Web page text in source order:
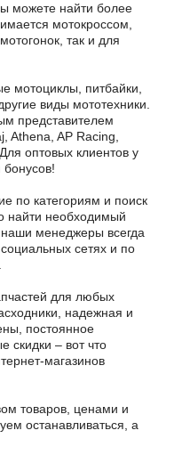
можете найти более
мотокроссом,
так и для
мотоциклы, питбайки,
виды мототехники.
представителем
Athena, AP Racing,
оптовых клиентов у
бонусов!
по категориям и поиск
найти необходимый
менеджеры всегда
сетях и по
для любых
надежная и
постоянное
скидки – вот что
магазинов
товаров, ценами и
останавливаться, а